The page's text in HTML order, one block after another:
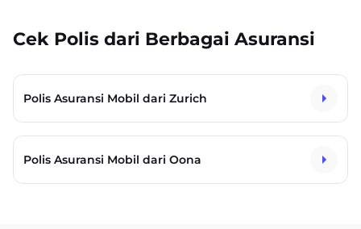
Cek Polis dari Berbagai Asuransi
Polis Asuransi Mobil dari Zurich
Polis Asuransi Mobil dari Oona